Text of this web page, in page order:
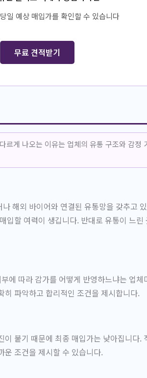
일 예상 매입가를 확인할 수 있습니다
무료 견적받기
르게 나오는 이유는 업체의 유통 구조와 감정
해외 바이어와 연결된 유통망을 갖추고
입할 여력이 생깁니다. 반대로 유통이 느린
에 따라 감가를 어떻게 반영하느냐는 업체
히 파악하고 합리적인 조건을 제시합니다.
붙기 때문에 최종 매입가는 낮아집니다.
운 조건을 제시할 수 있습니다.